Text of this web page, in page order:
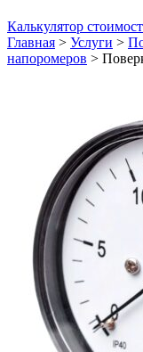
Калькулятор
Главная > Услуги >
напоромеров >